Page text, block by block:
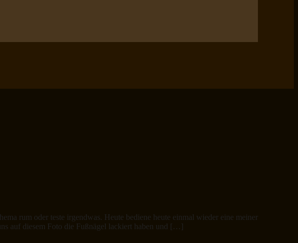
rum oder teste irgendwas. Heute bediene heute einmal wieder eine meiner
auf diesem Foto die Fußnägel lackiert haben und […]